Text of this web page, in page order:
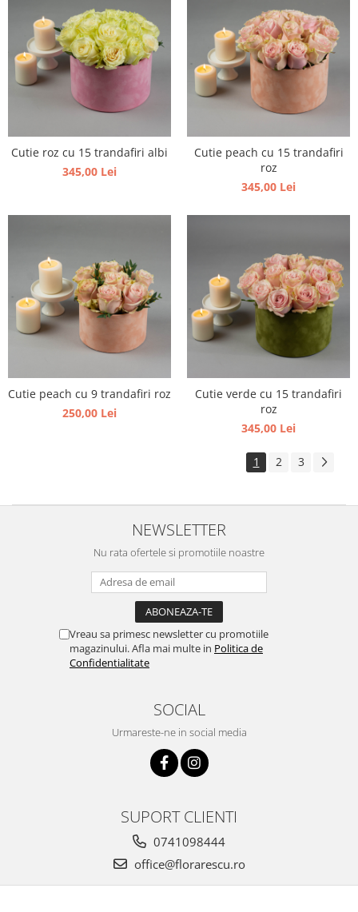
Cutie roz cu 15 trandafiri albi
345,00 Lei
Cutie peach cu 15 trandafiri
roz
345,00 Lei
Cutie peach cu 9 trandafiri roz
250,00 Lei
Cutie verde cu 15 trandafiri
roz
345,00 Lei
1 2 3
NEWSLETTER
Nu rata ofertele si promotiile noastre
Vreau sa primesc newsletter cu promotiile
magazinului. Afla mai multe in Politica de
Confidentialitate
SOCIAL
Urmareste-ne in social media
SUPORT CLIENTI
0741098444
office@florarescu.ro